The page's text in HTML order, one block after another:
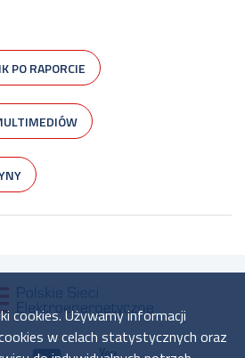
PO RAPORCIE
cookies. Używamy informacji
w celach statystycznych oraz